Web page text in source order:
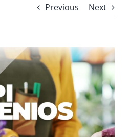
Previous Next